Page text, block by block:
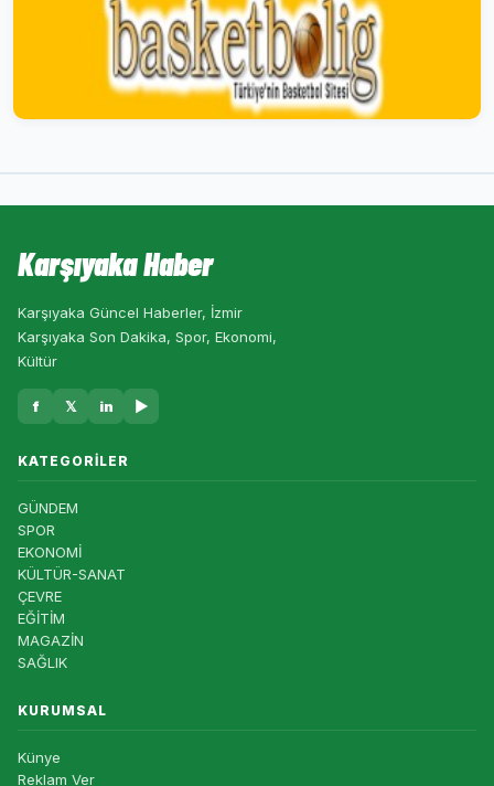
Karşıyaka Haber
Karşıyaka Güncel Haberler, İzmir
Karşıyaka Son Dakika, Spor, Ekonomi,
Kültür
f 𝕏 in ▶
KATEGORILER
GÜNDEM
SPOR
EKONOMİ
KÜLTÜR-SANAT
ÇEVRE
EĞİTİM
MAGAZİN
SAĞLIK
KURUMSAL
Künye
Reklam Ver